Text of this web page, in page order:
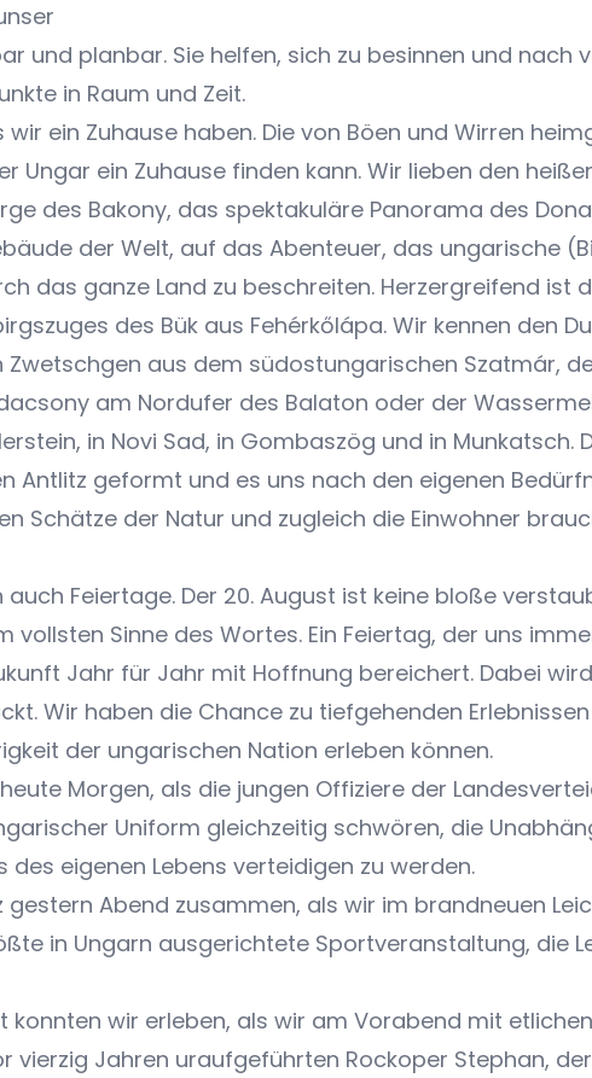
und planbar. Sie helfen, sich zu besinnen und nach
in Raum und Zeit.
ein Zuhause haben. Die von Böen und Wirren
Ungar ein Zuhause finden kann. Wir lieben den
des Bakony, das spektakuläre Panorama des
der Welt, auf das Abenteuer, das ungarische
das ganze Land zu beschreiten. Herzergreifend ist
des Bük aus Fehérkőlápa. Wir kennen den
aus dem südostungarischen Szatmár,
am Nordufer des Balaton oder der
in Novi Sad, in Gombaszög und in
Antlitz geformt und es uns nach den eigenen
Schätze der Natur und zugleich die Einwohner
Feiertage. Der 20. August ist keine bloße
vollsten Sinne des Wortes. Ein Feiertag, der uns
Jahr für Jahr mit Hoffnung bereichert. Dabei
Wir haben die Chance zu tiefgehenden
der ungarischen Nation erleben können.
Morgen, als die jungen Offiziere der
Uniform gleichzeitig schwören, die
des eigenen Lebens verteidigen zu werden.
Abend zusammen, als wir im brandneuen
in Ungarn ausgerichtete Sportveranstaltung, die
konnten wir erleben, als wir am Vorabend mit
Jahren uraufgeführten Rockoper Stephan,